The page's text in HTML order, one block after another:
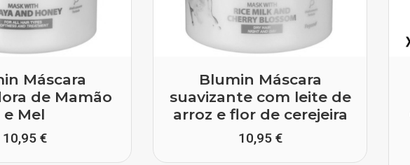
Máscara
de Mamão
e Mel
10,95 €
Blumin Máscara
suavizante com leite de
arroz e flor de cerejeira
10,95 €